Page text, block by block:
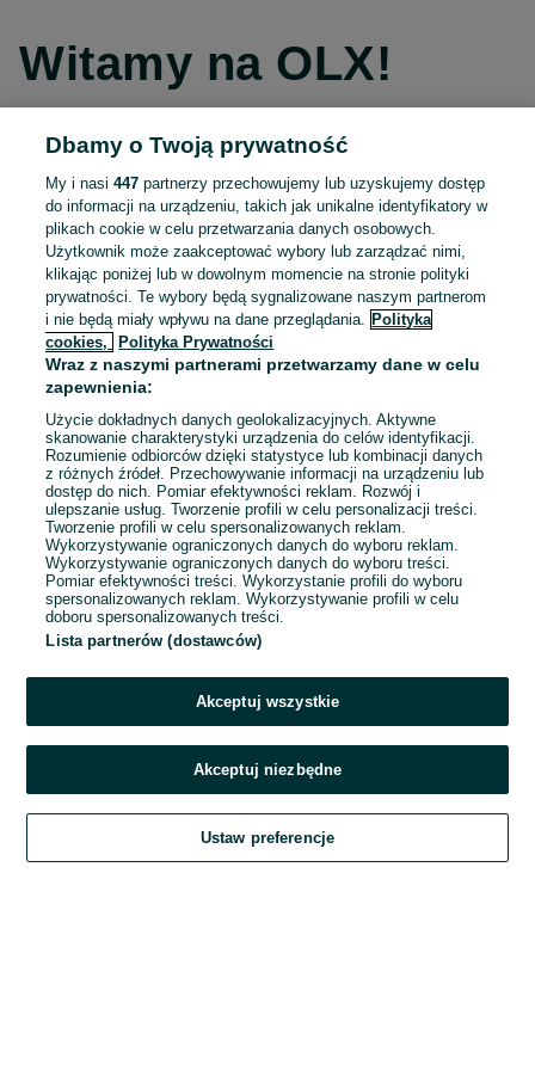
Witamy na OLX!
Kontynuuj przez Facebooka
Kontynuuj przez konto Apple
Kontynuuj przez konto Google
LUB
E-mail
Hasło
Zaloguj się
Kontynuując za pośrednictwem jednego z dostawców wskazanych powyżej,
OLX.pl w jego aktualnym brzmieniu.
Dbamy o Twoją prywatność
My i nasi447 partnerzy przechowujemy lub uzyskujemy dostęp
do informacji na urządzeniu, takich jak unikalne identyfikatory w
plikach cookie w celu przetwarzania danych osobowych.
Użytkownik może zaakceptować wybory lub zarządzać nimi,
klikając poniżej lub w dowolnym momencie na stronie polityki
prywatności. Te wybory będą sygnalizowane naszym partnerom
i nie będą miały wpływu na dane przeglądania.
Polityka
cookies,
Polityka Prywatności
Wraz z naszymi partnerami przetwarzamy dane w celu
zapewnienia:
Użycie dokładnych danych geolokalizacyjnych. Aktywne
skanowanie charakterystyki urządzenia do celów identyfikacji.
Rozumienie odbiorców dzięki statystyce lub kombinacji danych
z różnych źródeł. Przechowywanie informacji na urządzeniu lub
dostęp do nich. Pomiar efektywności reklam. Rozwój i
ulepszanie usług. Tworzenie profili w celu personalizacji treści.
Tworzenie profili w celu spersonalizowanych reklam.
Wykorzystywanie ograniczonych danych do wyboru reklam.
Wykorzystywanie ograniczonych danych do wyboru treści.
Pomiar efektywności treści. Wykorzystanie profili do wyboru
spersonalizowanych reklam. Wykorzystywanie profili w celu
doboru spersonalizowanych treści.
Lista partnerów (dostawców)
Akceptuj wszystkie
Akceptuj niezbędne
Ustaw preferencje